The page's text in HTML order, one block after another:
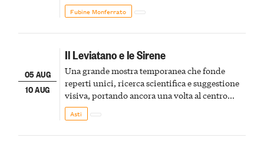
Fubine Monferrato
05 AUG
10 AUG
Il Leviatano e le Sirene
Una grande mostra temporanea che fonde
reperti unici, ricerca scientifica e suggestione
visiva, portando ancora una volta al centro
della scena le meraviglie del passato astigiano
Asti